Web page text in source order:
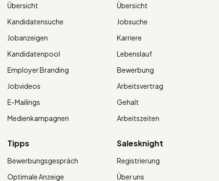
Übersicht
Kandidatensuche
Jobanzeigen
Kandidatenpool
Employer Branding
Jobvideos
E-Mailings
Medienkampagnen
Übersicht
Jobsuche
Karriere
Lebenslauf
Bewerbung
Arbeitsvertrag
Gehalt
Arbeitszeiten
Tipps
Bewerbungsgespräch
Optimale Anzeige
Salesknight
Registrierung
Über uns